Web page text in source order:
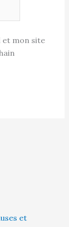
mon site
et